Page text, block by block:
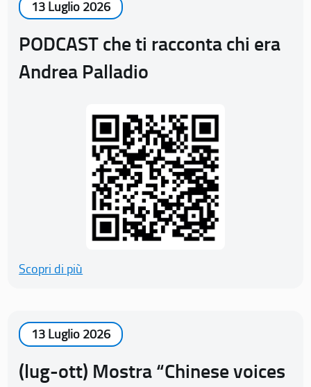
13 Luglio 2026
PODCAST che ti racconta chi era
Andrea Palladio
Scopri di più
13 Luglio 2026
(lug-ott) Mostra “Chinese voices